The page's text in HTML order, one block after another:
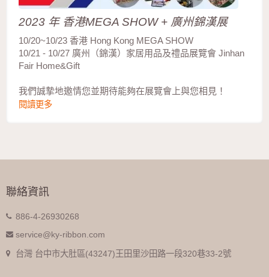
2023 年 香港MEGA SHOW + 廣州錦漢展
10/20~10/23 香港 Hong Kong MEGA SHOW
10/21 - 10/27 廣州（錦漢）家居用品及禮品展覽會 Jinhan
Fair Home&Gift
我們誠摯地邀情您並期待能夠在展覽會上與您相見！
閱讀更多
聯絡資訊
886-4-26930268
service@ky-ribbon.com
台灣 台中市大肚區(43247)王田里沙田路一段320巷33-2號